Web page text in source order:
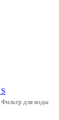
Фильтр для воды